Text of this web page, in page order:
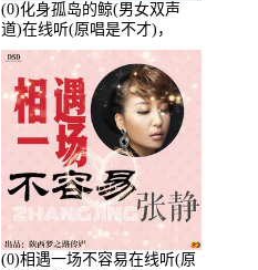
(0)化身孤岛的鲸(男女双声
道)在线听(原唱是不才)，
HGBai演唱点播:19428次
(0)相遇一场不容易在线听(原